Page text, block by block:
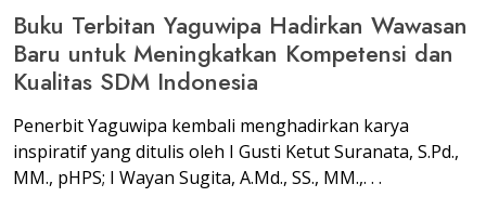
Buku Terbitan Yaguwipa Hadirkan Wawasan
Baru untuk Meningkatkan Kompetensi dan
Kualitas SDM Indonesia
Penerbit Yaguwipa kembali menghadirkan karya
inspiratif yang ditulis oleh I Gusti Ketut Suranata, S.Pd.,
MM., pHPS; I Wayan Sugita, A.Md., SS., MM.,. . .